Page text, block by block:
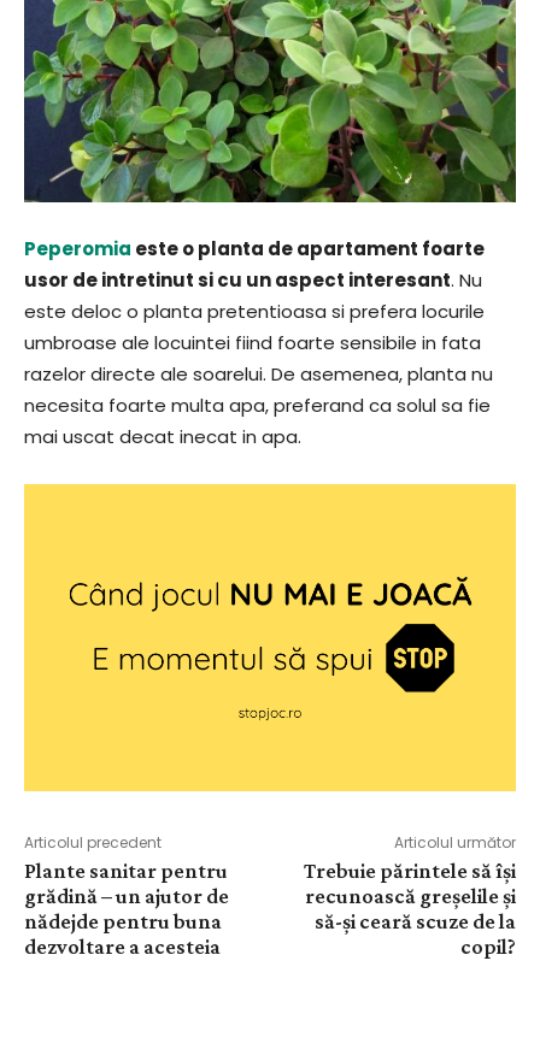
Peperomia este o planta de apartament foarte
usor de intretinut si cu un aspect interesant. Nu
este deloc o planta pretentioasa si prefera locurile
umbroase ale locuintei fiind foarte sensibile in fata
razelor directe ale soarelui. De asemenea, planta nu
necesita foarte multa apa, preferand ca solul sa fie
mai uscat decat inecat in apa.
Articolul precedent
Plante sanitar pentru
grădină – un ajutor de
nădejde pentru buna
dezvoltare a acesteia
Articolul următor
Trebuie părintele să își
recunoască greșelile și
să-și ceară scuze de la
copil?